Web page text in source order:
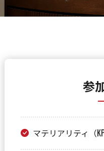
参
マテリアリティ（